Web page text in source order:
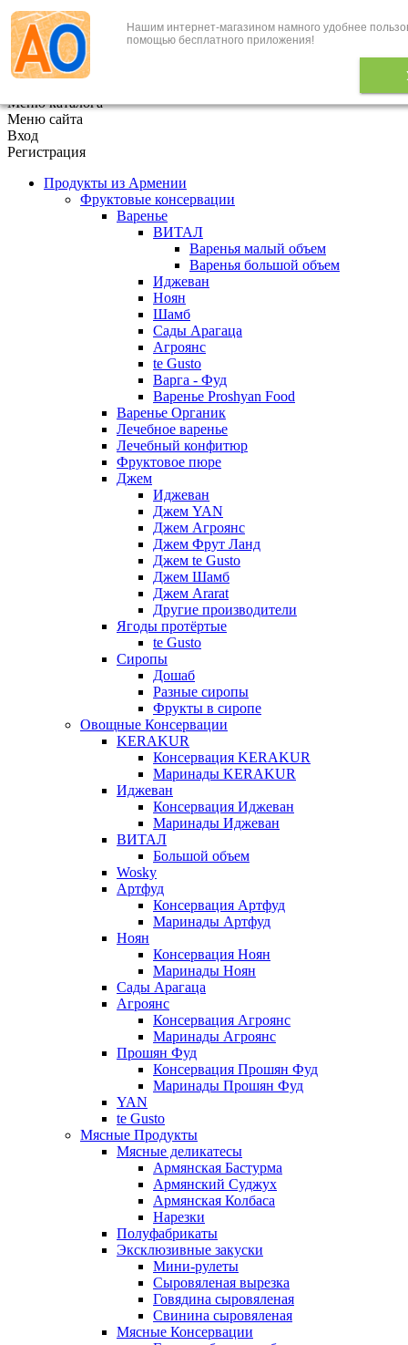
Нашим интернет-магазином намного удобнее
помощью бесплатного приложения!
+7 (495) 646-888-1
В корзине 0 товаров
Меню каталога
Меню сайта
Вход
Регистрация
Продукты из Армении
Фруктовые консервации
Варенье
ВИТАЛ
Варенья малый объем
Варенья большой объем
Иджеван
Ноян
Шамб
Сады Арагаца
Агроянс
te Gusto
Варга - Фуд
Варенье Proshyan Food
Варенье Органик
Лечебное варенье
Лечебный конфитюр
Фруктовое пюре
Джем
Иджеван
Джем YAN
Джем Агроянс
Джем Фрут Ланд
Джем te Gusto
Джем Шамб
Джем Ararat
Другие производители
Ягоды протёртые
te Gusto
Сиропы
Дошаб
Разные сиропы
Фрукты в сиропе
Овощные Консервации
KERAKUR
Консервация KERAKUR
Маринады KERAKUR
Иджеван
Консервация Иджеван
Маринады Иджеван
ВИТАЛ
Большой объем
Wosky
Артфуд
Консервация Артфуд
Маринады Артфуд
Ноян
Консервация Ноян
Маринады Ноян
Сады Арагаца
Агроянс
Консервация Агроянс
Маринады Агроянс
Прошян Фуд
Консервация Прошян Фуд
Маринады Прошян Фуд
YAN
te Gusto
Мясные Продукты
Мясные деликатесы
Армянская Бастурма
Армянский Суджух
Армянская Колбаса
Нарезки
Полуфабрикаты
Эксклюзивные закуски
Мини-рулеты
Сыровяленая вырезка
Говядина сыровяленая
Свинина сыровяленая
Мясные Консервации